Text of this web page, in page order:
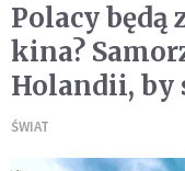
Polacy będą
kina?
Holandii, by
ŚWIAT